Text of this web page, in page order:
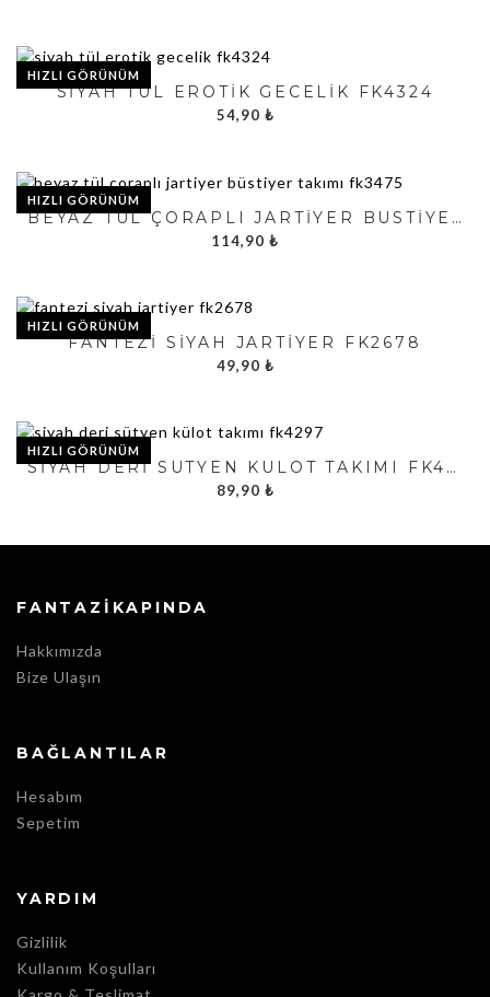
HIZLI GÖRÜNÜM
SIYAH TÜL EROTIK GECELIK FK4324
54,90 ₺
HIZLI GÖRÜNÜM
BEYAZ TÜL ÇORAPLI JARTIYER BÜSTIYER TAKIMI FK3475
114,90 ₺
HIZLI GÖRÜNÜM
FANTEZI SIYAH JARTIYER FK2678
49,90 ₺
HIZLI GÖRÜNÜM
SIYAH DERI SÜTYEN KÜLOT TAKIMI FK4297
89,90 ₺
FANTAZIKAPINDA
Hakkımızda
Bize Ulaşın
BAĞLANTILAR
Hesabım
Sepetim
YARDIM
Gizlilik
Kullanım Koşulları